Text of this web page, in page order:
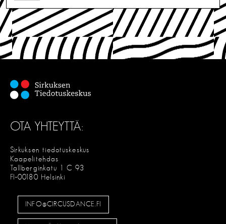
OTA YHTEYTTÄ:
Sirkuksen tiedotuskeskus
Kaapelitehdas
Tallberginkatu 1 C 93
FI-00180 Helsinki
INFO@CIRCUSDANCE.FI